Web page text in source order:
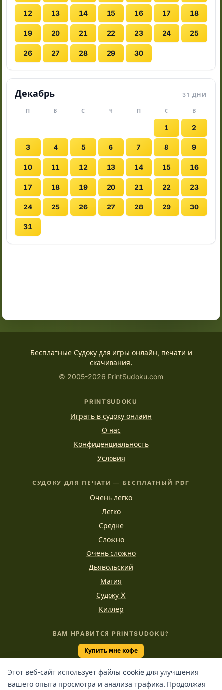
Этот веб-сайт использует файлы cookie для улучшения
вашего опыта просмотра и анализа трафика. Продолжая
12 13 14 15 16 17 18
19 20 21 22 23 24 25
26 27 28 29 30
Декабрь 31 ДНИ
П В С Ч П С В
1 2
3 4 5 6 7 8 9
10 11 12 13 14 15 16
17 18 19 20 21 22 23
24 25 26 27 28 29 30
31
Бесплатные Судоку для игры онлайн, печати и
скачивания.
© 2005-2026 PrintSudoku.com
PRINTSUDOKU
Играть в судоку онлайн
О нас
Конфиденциальность
Условия
СУДОКУ ДЛЯ ПЕЧАТИ — БЕСПЛАТНЫЙ PDF
Очень легко
Легко
Средне
Сложно
Очень сложно
Дьявольский
Магия
Судоку X
Киллер
ВАМ НРАВИТСЯ PRINTSUDOKU?
Купить мне кофе